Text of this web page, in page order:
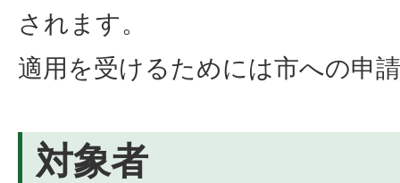
されます。
適用を受けるためには市への申
対象者